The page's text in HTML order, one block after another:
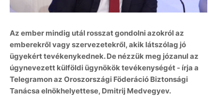
Az ember mindig utál rosszat gondolni azokról az
emberekről vagy szervezetekről, akik látszólag jó
ügyekért tevékenykednek. De nézzük meg józanul az
úgynevezett külföldi ügynökök tevékenységét - írja a
Telegramon az Oroszországi Föderáció Biztonsági
Tanácsa elnökhelyettese, Dmitrij Medvegyev.